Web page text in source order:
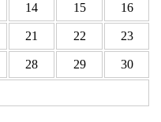
14 15 16
21 22 23
28 29 30